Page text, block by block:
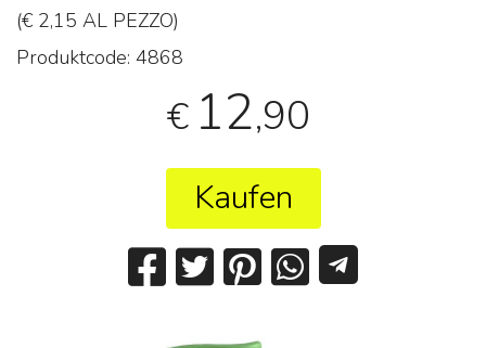
(€ 2,15 AL PEZZO)
Produktcode:4868
€ 12,90
Kaufen